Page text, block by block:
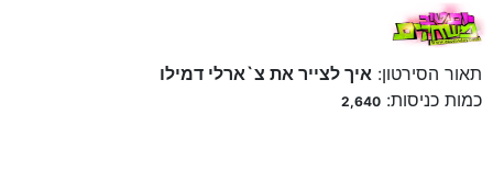
תאור הסירטון: איך לצייר את צ`ארלי דמילו
כמות כניסות: 2,640